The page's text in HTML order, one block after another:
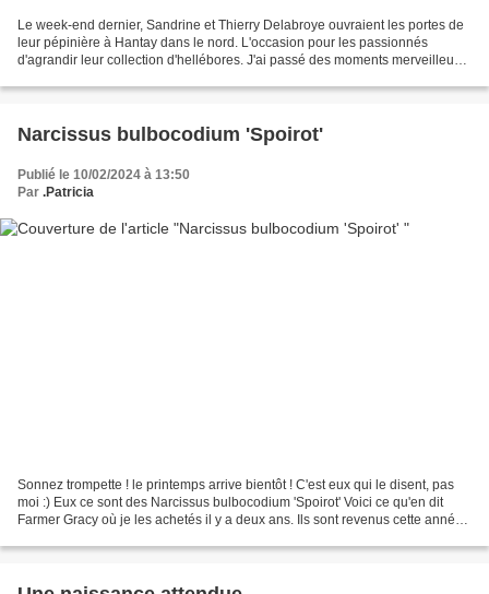
Le week-end dernier, Sandrine et Thierry Delabroye ouvraient les portes de
leur pépinière à Hantay dans le nord. L'occasion pour les passionnés
d'agrandir leur collection d'hellébores. J'ai passé des moments merveilleux
Narcissus bulbocodium 'Spoirot'
Publié le 10/02/2024 à 13:50
Par .Patricia
Sonnez trompette ! le printemps arrive bientôt ! C'est eux qui le disent, pas
moi :) Eux ce sont des Narcissus bulbocodium 'Spoirot' Voici ce qu'en dit
Farmer Gracy où je les achetés il y a deux ans. Ils sont revenus cette année.